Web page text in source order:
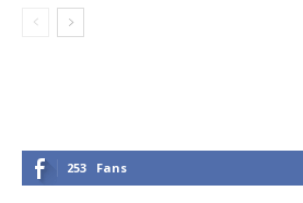
253 Fans